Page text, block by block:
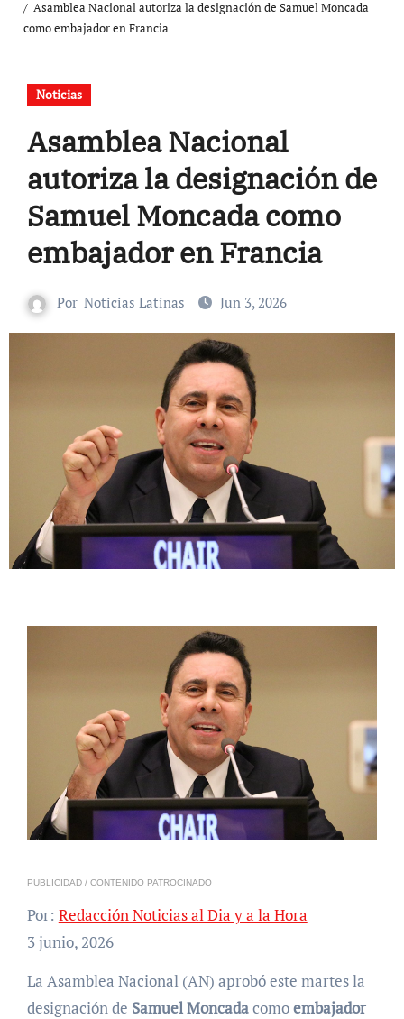
Asamblea Nacional autoriza la designación de Samuel Moncada
como embajador en Francia
Noticias
Asamblea Nacional
autoriza la designación de
Samuel Moncada como
embajador en Francia
Por Noticias Latinas Jun 3, 2026
PUBLICIDAD / CONTENIDO PATROCINADO
Por: Redacción Noticias al Dia y a la Hora
3 junio, 2026
La Asamblea Nacional (AN) aprobó este martes la
designación de Samuel Moncadacomoembajador